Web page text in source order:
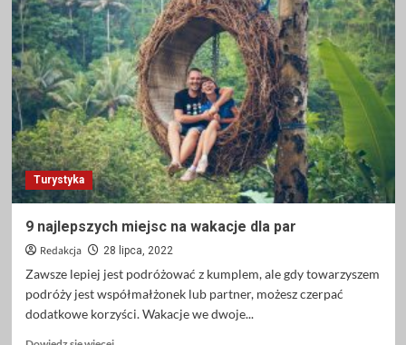
wkrótce
stanie
się
miastem
przyjaznym
rowerzystom
Turystyka
9 najlepszych miejsc na wakacje dla par
Redakcja 28 lipca, 2022
Zawsze lepiej jest podróżować z kumplem, ale gdy towarzyszem
podróży jest współmałżonek lub partner, możesz czerpać
dodatkowe korzyści. Wakacje we dwoje...
Dowiedz